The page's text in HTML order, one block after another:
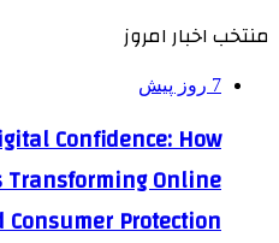
منتخب اخبار امروز
7 روز پیش
Confidence: How
Transforming Online
Protection